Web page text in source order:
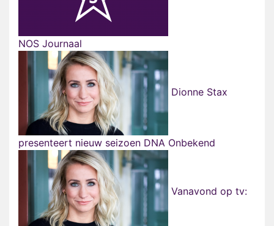
NOS Journaal
Dionne Stax
presenteert nieuw seizoen DNA Onbekend
Vanavond op tv: